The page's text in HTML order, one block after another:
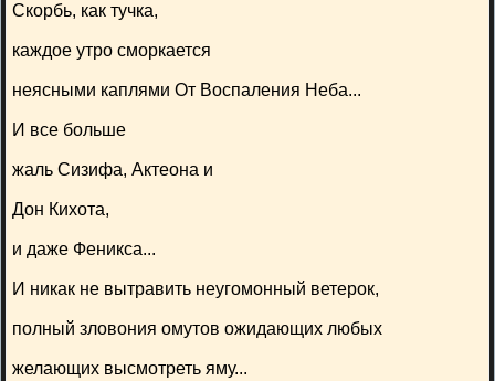
Скорбь, как тучка,
каждое утро сморкается
неясными каплями От Воспаления Неба...
И все больше
жаль Сизифа, Актеона и
Дон Кихота,
и даже Феникса...
И никак не вытравить неугомонный ветерок,
полный зловония омутов ожидающих любых
желающих высмотреть яму...